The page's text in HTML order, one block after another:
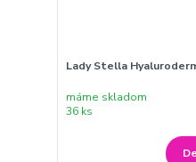
Lady Stella
máme skladom
36 ks